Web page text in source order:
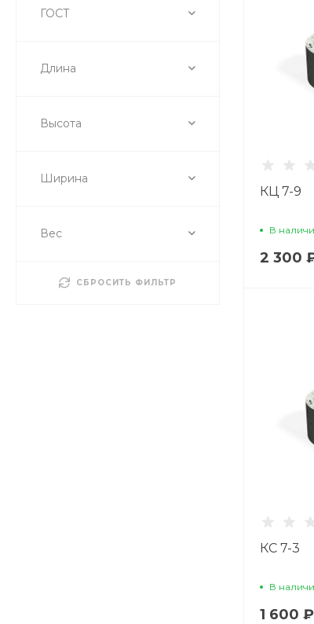
ГОСТ
Длина
Высота
Ширина
Вес
СБРОСИТЬ ФИЛЬТР
КЦ 7-9
В
2 300
КС 7-3
В
1 600 ₽